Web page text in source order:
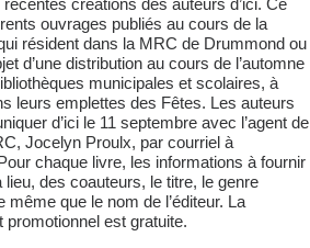
créations des auteurs d’ici. Ce
ouvrages publiés au cours de la
résident dans la MRC de Drummond ou
d’une distribution au cours de l’automne
municipales et scolaires, à
leurs emplettes des Fêtes. Les auteurs
d’ici le 11 septembre avec l’agent de
Jocelyn Proulx, par courriel à
chaque livre, les informations à fournir
lieu, des coauteurs, le titre, le genre
que le nom de l’éditeur. La
promotionnel est gratuite.